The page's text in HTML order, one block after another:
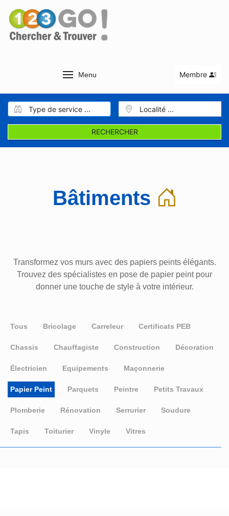
Menu Membre
RECHERCHER
Bâtiments
Transformez vos murs avec des papiers peints élégants.
Trouvez des spécialistes en pose de papier peint pour
donner une touche de style à votre intérieur.
Tous Bricolage Carreleur Certificats PEB
Chassis Chauffagiste Construction Décoration
Électricien Equipements Maçonnerie
Papier Peint Parquets Peintre Petits Travaux
Plomberie Rénovation Serrurier Soudure
Tapis Toiturier Vinyle Vitres